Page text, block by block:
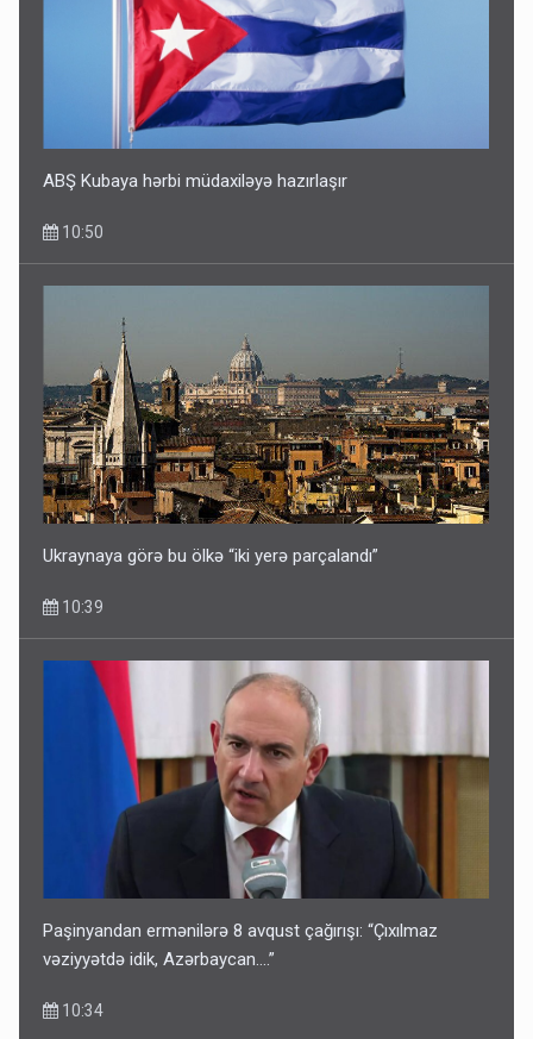
ABŞ Kubaya hərbi müdaxiləyə hazırlaşır
10:50
Ukraynaya görə bu ölkə “iki yerə parçalandı”
10:39
Paşinyandan ermənilərə 8 avqust çağırışı: “Çıxılmaz
vəziyyətdə idik, Azərbaycan….”
10:34